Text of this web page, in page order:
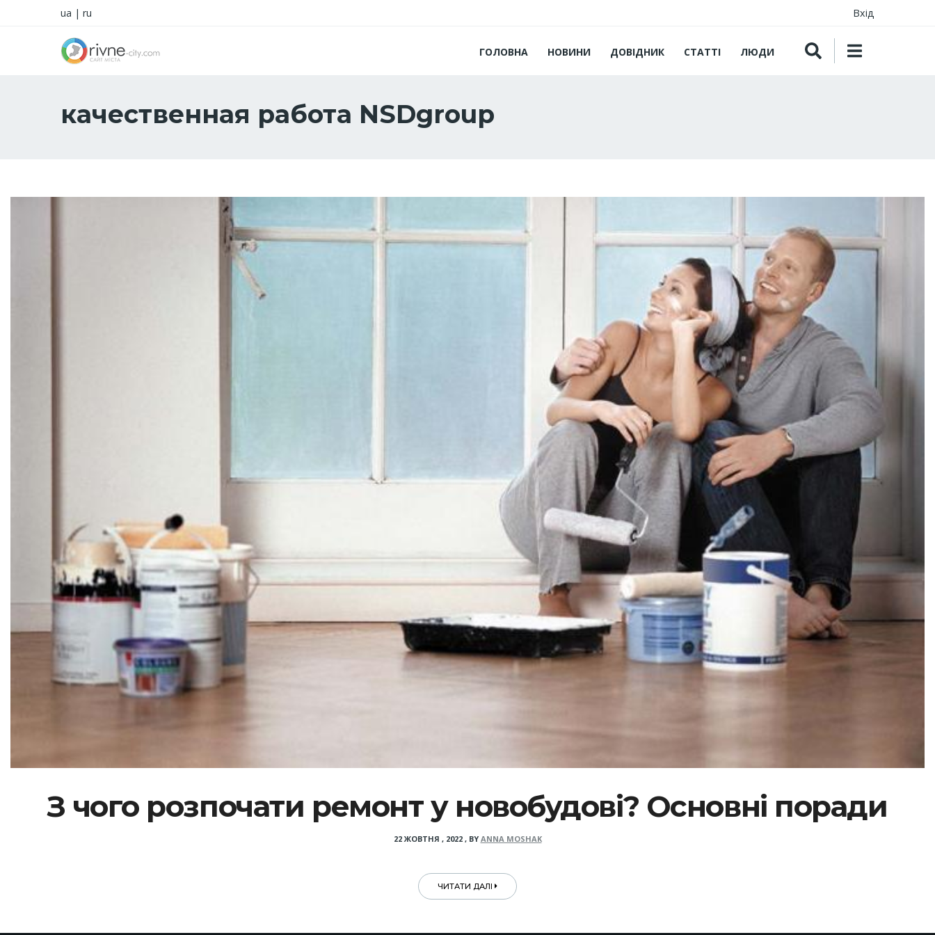
ua | ru Вхід
ГОЛОВНА НОВИНИ ДОВІДНИК СТАТТІ ЛЮДИ
качественная работа NSDgroup
З чого розпочати ремонт у новобудові? Основні поради
22 ЖОВТНЯ , 2022, BY ANNA MOSHAK
ЧИТАТИ ДАЛІ